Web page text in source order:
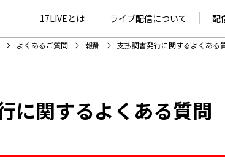
17LIVEとは ライブ配信について 配
よくあるご質問 報酬 支払調書発行に関するよくある
に関するよくある質問